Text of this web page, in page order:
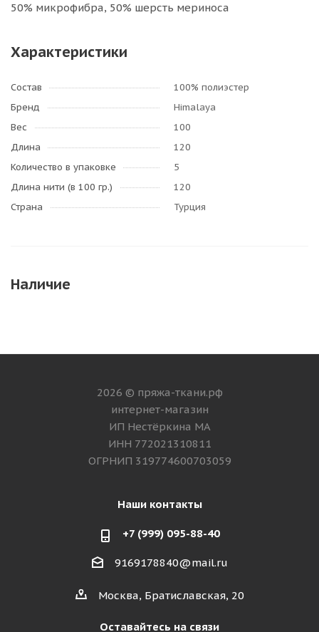
50% микрофибра, 50% шерсть мериноса
Характеристики
Состав
100% полиэстер
Бренд
Himalaya
Вес
100
Длина
120
Количество в упаковке
5
Длина нити (в 100 гр.)
120
Страна
Турция
Наличие
2026 © пряжа-ткани.рф
интернет-магазин
ИП Нестёркина МА
ИНН 772021310811
ОГРНИП 319774600703059
Наши контакты
+7 (999) 095-88-40
9169178840@mail.ru
Москва, Братиславская, 20
Оставайтесь на связи